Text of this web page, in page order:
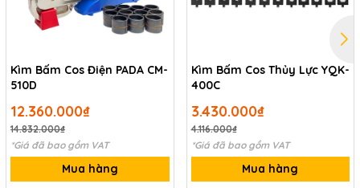
Kìm Bấm Cos Điện PADA CM-
510D
12.360.000₫
14.832.000₫
*Giá đã bao gồm VAT
Mua hàng
Kìm Bấm Cos Thủy Lực YQK-
400C
3.430.000₫
4.116.000₫
*Giá đã bao gồm VAT
Mua hàng